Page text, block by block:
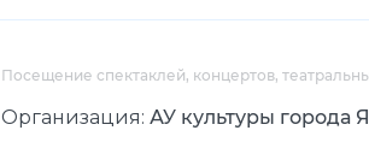
Посещение спектаклей, концертов,
Организация: АУ культуры города